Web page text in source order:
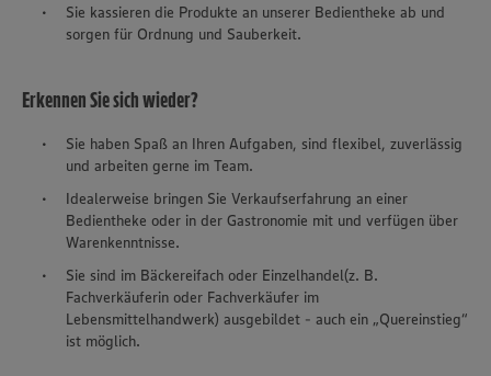
Sie kassieren die Produkte an unserer Bedientheke ab und
sorgen für Ordnung und Sauberkeit.
Erkennen Sie sich wieder?
Sie haben Spaß an Ihren Aufgaben, sind flexibel, zuverlässig
und arbeiten gerne im Team.
Idealerweise bringen Sie Verkaufserfahrung an einer
Bedientheke oder in der Gastronomie mit und verfügen über
Warenkenntnisse.
Sie sind im Bäckereifach oder Einzelhandel(z. B.
Fachverkäuferin oder Fachverkäufer im
Lebensmittelhandwerk) ausgebildet - auch ein „Quereinstieg“
ist möglich.